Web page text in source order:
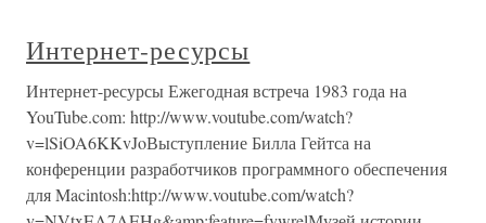
Интернет-ресурсы
Интернет-ресурсы Ежегодная встреча 1983 года на
YouTube.com: http://www.voutube.com/watch?
v=lSiOA6KKvJoВыступление Билла Гейтса на
конференции разработчиков программного обеспечения
для Macintosh:http://www.voutube.com/watch?